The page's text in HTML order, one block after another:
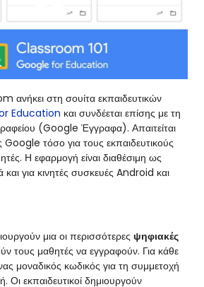
στη σουίτα εκπαιδευτικών
Education και συνδέεται επίσης με τη
(Google Έγγραφα). Απαιτείται
τόσο για τους εκπαιδευτικούς
Η εφαρμογή είναι διαθέσιμη ως
για κινητές συσκευές Android και
μια οι περισσότερες ψηφιακές
τους μαθητές να εγγραφούν. Για κάθε
μοναδικός κωδικός για τη συμμετοχή
εκπαιδευτικοί δημιουργούν